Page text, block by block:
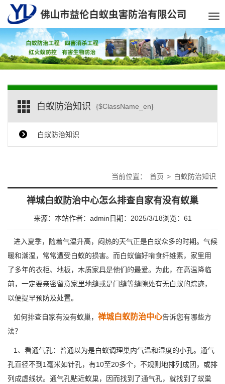
白蚁防治知识 {$ClassName_en}
白蚁防治知识
当前位置： 首页 > 白蚁防治知识
禅城白蚁防治中心怎么排查自家有没有蚁巢
来源：本站作者：admin 日期：2025/3/18浏览： 61
进入夏季，随着气温升高，闷热的天气正是白蚁众多的时期。气候
暖和潮湿，常常遭受白蚁的损害。而白蚁偏好啃食纤维素，家里用
了多年的衣柜、地板，木质家具是他们的最爱。为此，在高温降临
前，一定要亲密留意家里地缝或是门缝等缝隙处有无白蚁的踪迹，
以便提早预防及处置。
如何排查自家有没有蚁巢， 禅城白蚁防治中心告诉您有哪些方
法？
1、看通气孔：普通以为是白蚁调理巢内气温和湿度的小孔。通气
孔直径不到1毫米如针孔，有10至20多个，不规则地排列成团，或排
列成虚线状。 通气孔贴近蚁巢，因而找到了通气孔，就找到了蚁巢